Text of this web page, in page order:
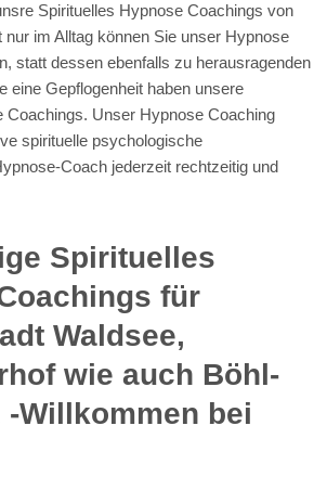
Spirituelles Hypnose Coachings von
nur im Alltag können Sie unser Hypnose
statt dessen ebenfalls zu herausragenden
eine Gepflogenheit haben unsere
Coachings. Unser Hypnose Coaching
spirituelle psychologische
Coach jederzeit rechtzeitig und
Spirituelles
für
Waldsee,
wie auch Böhl-
-Willkommen bei